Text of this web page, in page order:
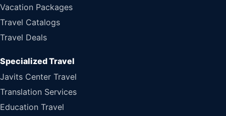
Vacation Packages
Travel Catalogs
Travel Deals
Specialized Travel
Javits Center Travel
Translation Services
Education Travel